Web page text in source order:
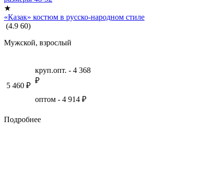
★
«Казак» костюм в русско-народном стиле
(4.9 60)
Мужской, взрослый
5 460 ₽
круп.опт. - 4 368
₽
оптом - 4 914 ₽
Подробнее